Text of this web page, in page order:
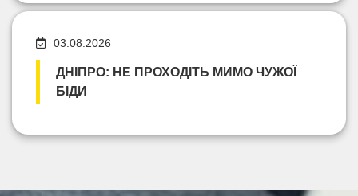
03.08.2026
ДНІПРО: НЕ ПРОХОДІТЬ МИМО ЧУЖОЇ
БІДИ